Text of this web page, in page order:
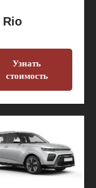
Rio
Узнать
стоимость